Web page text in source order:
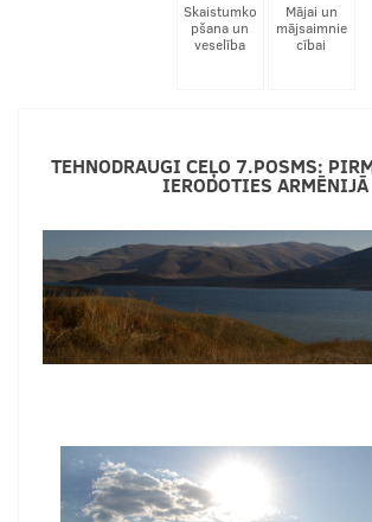
Skaistumko
pšana un
veselība
Mājai un
mājsaimnie
cībai
TEHNODRAUGI CEĻO 7.POSMS:
IERODOTIES ARMĒNIJĀ